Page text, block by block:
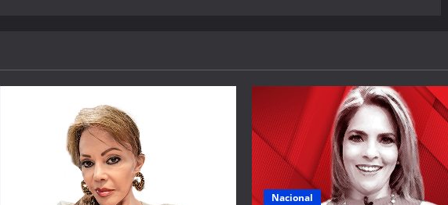
Nacional